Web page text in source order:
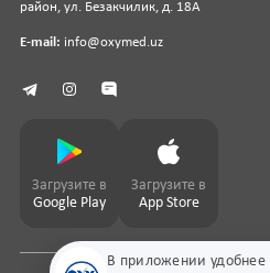
В приложении удобнее
район, ул. Безакчилик, д. 18А
E-mail: info@oxymed.uz
Загрузите в
Google Play
Загрузите в
App Store